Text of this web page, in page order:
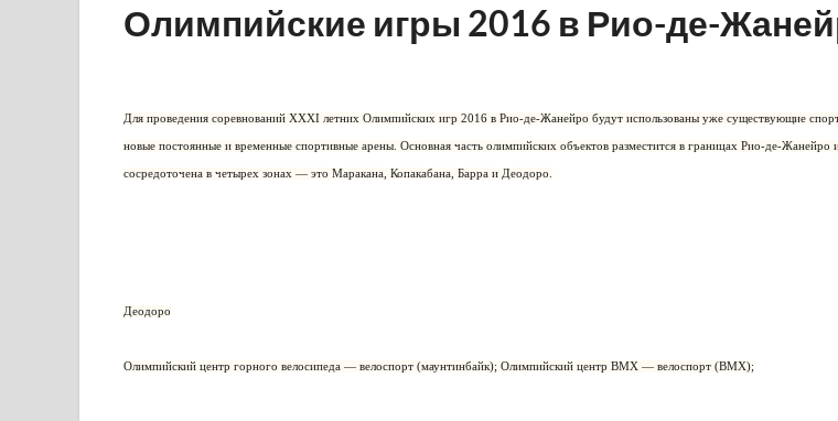
Олимпийские игры 2016 в Рио-де-
Для проведения соревнований XXXI летних Олимпийских игр 2016 в Рио-де-Жанейро будут использованы уже существующие
новые постоянные и временные спортивные арены. Основная часть олимпийских объектов разместится в границах Рио-де-Жанейро
сосредоточена в четырех зонах — это Маракана, Копакабана, Барра и Деодоро.
Деодоро
Олимпийский центр горного велосипеда — велоспорт (маунтинбайк); Олимпийский центр BMX — велоспорт (BMX);